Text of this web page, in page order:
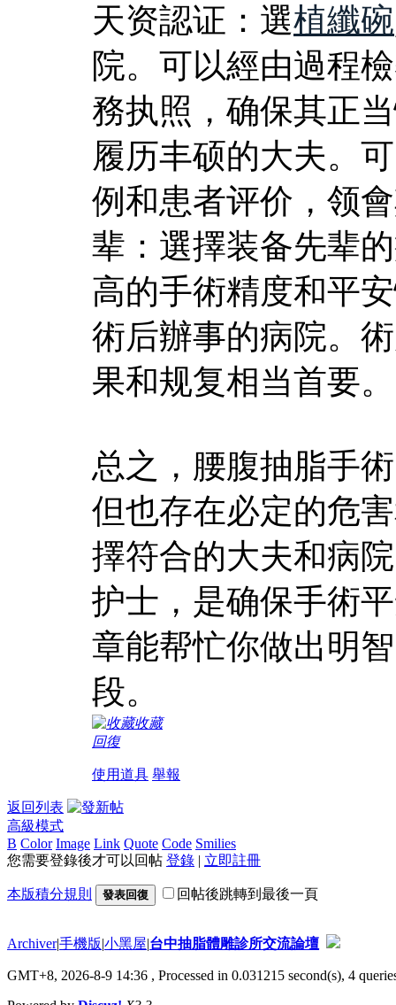
天资認证：選植纖碗
院。可以經由過程
務执照，确保其正
履历丰硕的大夫。
例和患者评价，领
辈：選擇装备先辈
高的手術精度和平
術后辦事的病院。
果和规复相当首要。
总之，腰腹抽脂手
但也存在必定的危
擇符合的大夫和病
护士，是确保手術
章能帮忙你做出明
段。
收藏
回復
使用道具 舉報
返回列表
高級模式
B Color Image Link Quote Code Smilies
您需要登錄後才可以回帖 登錄 | 立即註冊
本版積分規則 發表回復 回帖後跳轉到最後一頁
Archiver|手機版|小黑屋|台中抽脂體雕診所交流論壇
GMT+8, 2026-8-9 14:36 , Processed in 0.031215 second(s), 4